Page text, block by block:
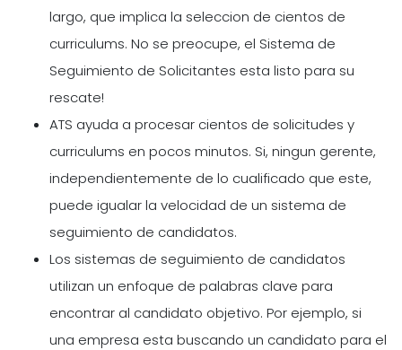
largo, que implica la seleccion de cientos de
curriculums. No se preocupe, el Sistema de
Seguimiento de Solicitantes esta listo para su
rescate!
ATS ayuda a procesar cientos de solicitudes y
curriculums en pocos minutos. Si, ningun gerente,
independientemente de lo cualificado que este,
puede igualar la velocidad de un sistema de
seguimiento de candidatos.
Los sistemas de seguimiento de candidatos
utilizan un enfoque de palabras clave para
encontrar al candidato objetivo. Por ejemplo, si
una empresa esta buscando un candidato para el